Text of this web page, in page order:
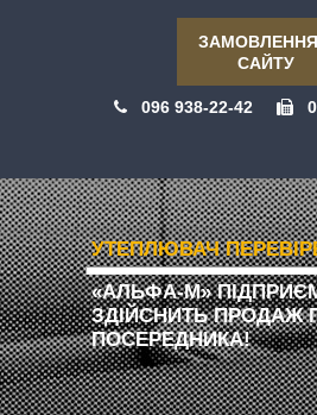
САЙТУ
096 938-22-42
УТЕПЛЮВАЧ
«АЛЬФА-М»
ЗДІЙСНИТЬ ПРОДАЖ
ПОСЕРЕДНИКА!